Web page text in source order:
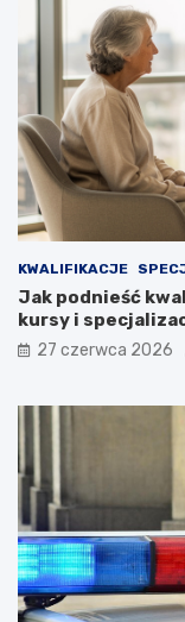
KWALIFIKACJE
Jak podnieść
kursy i
27 czerwca 2026